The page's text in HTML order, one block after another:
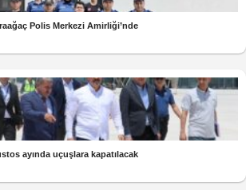
Polis Merkezi Amirliği’nde
ayında uçuşlara kapatılacak